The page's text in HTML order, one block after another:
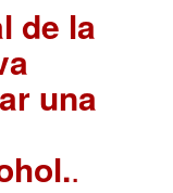
de la
una
.